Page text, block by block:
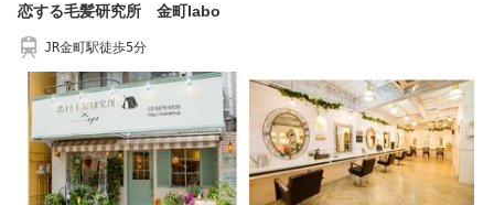
恋する毛髪研究所 金町labo
JR金町駅徒歩5分